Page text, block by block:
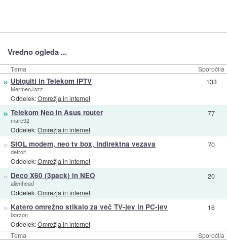
Vredno ogleda ...
Tema Sporočila
Tema Sporočila
» Ubiquiti in Telekom IPTV
MermenJazz
Oddelek:Omrežja in internet
133
» Telekom Neo in Asus router
mare92
Oddelek:Omrežja in internet
77
» SIOL modem, neo tv box, indirektna vezava
detroit
Oddelek:Omrežja in internet
70
» Deco X60 (3pack) in NEO
alienhead
Oddelek:Omrežja in internet
20
» Katero omrežno stikalo za več TV-jev in PC-jev
borzon
Oddelek:Omrežja in internet
16